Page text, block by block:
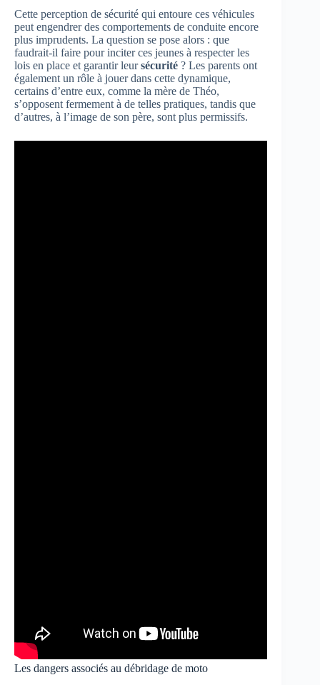
Cette perception de sécurité qui entoure ces véhicules
peut engendrer des comportements de conduite encore
plus imprudents. La question se pose alors : que
faudrait-il faire pour inciter ces jeunes à respecter les
lois en place et garantir leursécurité ? Les parents ont
également un rôle à jouer dans cette dynamique,
certains d’entre eux, comme la mère de Théo,
s’opposent fermement à de telles pratiques, tandis que
d’autres, à l’image de son père, sont plus permissifs.
Les dangers associés au débridage de moto